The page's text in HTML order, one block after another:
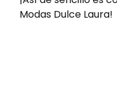
Modas Dulce Laura!